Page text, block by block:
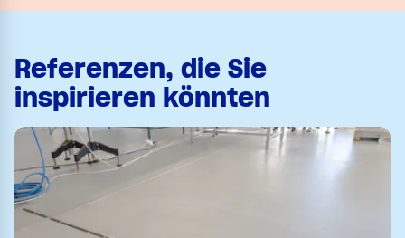
Referenzen, die Sie
inspirieren könnten